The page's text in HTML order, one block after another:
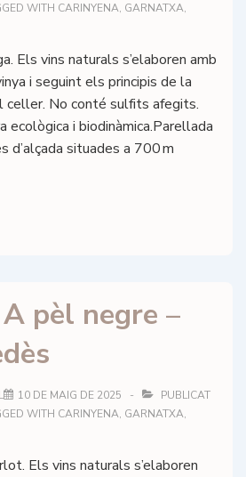
WITH CARINYENA, GARNATXA,
Els vins naturals s’elaboren amb
i seguint els principis de la
celler. No conté sulfits afegits.
ecològica i biodinàmica.Parellada
d’alçada situades a 700 m
pèl negre –
10 DE MAIG DE 2025
PUBLICAT
WITH CARINYENA, GARNATXA,
Els vins naturals s’elaboren